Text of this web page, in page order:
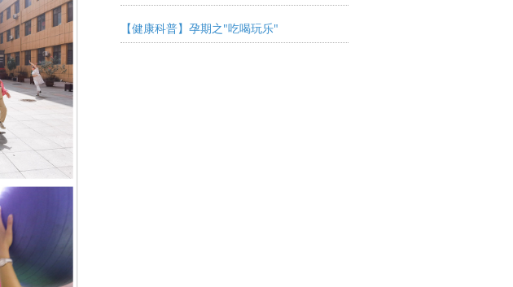
【健康科普】孕期之"吃喝玩乐"